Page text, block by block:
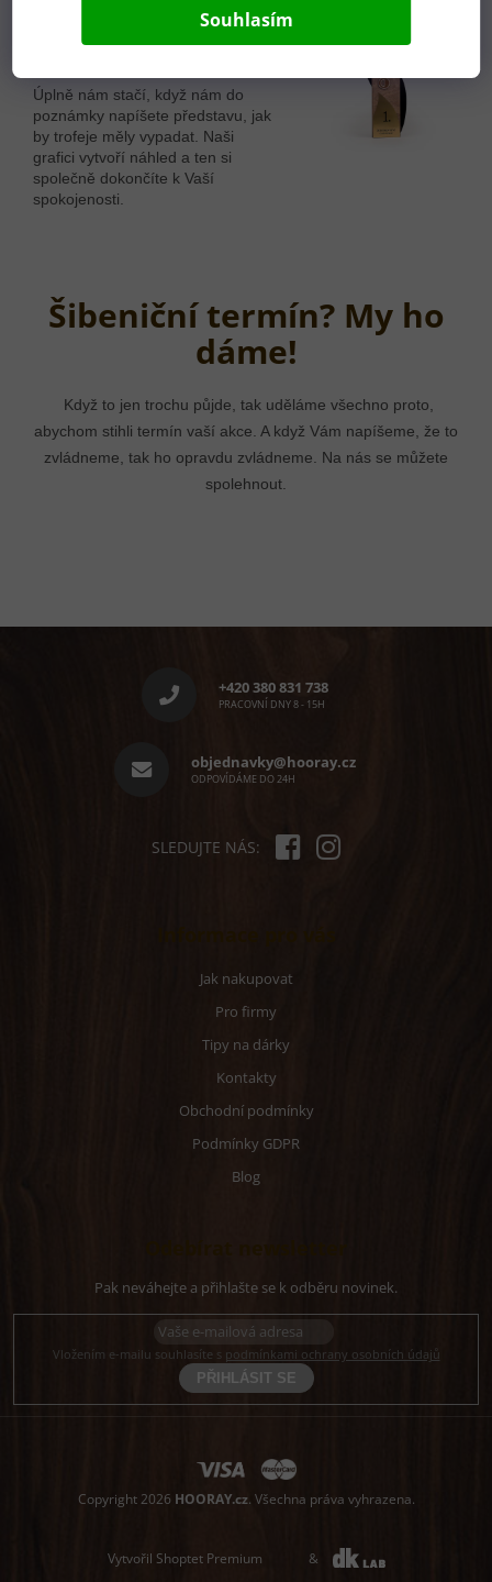
Souhlasím
které je Vám plně k dispozici.
Úplně nám stačí, když nám do
poznámky napíšete představu, jak
by trofeje měly vypadat. Naši
grafici vytvoří náhled a ten si
společně dokončíte k Vaší
spokojenosti.
Šibeniční termín? My ho
dáme!
Když to jen trochu půjde, tak uděláme všechno proto,
abychom stihli termín vaší akce. A když Vám napíšeme, že to
zvládneme, tak ho opravdu zvládneme. Na nás se můžete
spolehnout.
Z
+420 380 831 738
PRACOVNÍ DNY 8 - 15H
objednavky@hooray.cz
ODPOVÍDÁME DO 24H
SLEDUJTE NÁS:
Jak nakupovat
Pro firmy
Tipy na dárky
Kontakty
Obchodní podmínky
Podmínky GDPR
Blog
Vložením e-mailu souhlasíte s podmínkami ochrany osobních údajů
PŘIHLÁSIT
SE
Vytvořil Shoptet Premium &
Copyright 2026 HOORAY.cz. Všechna práva vyhrazena.